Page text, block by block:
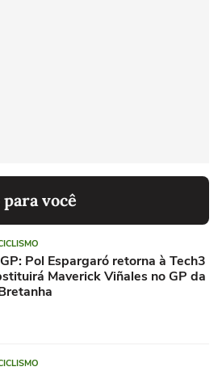
você
Pol Espargaró retorna à Tech3
Maverick Viñales no GP da